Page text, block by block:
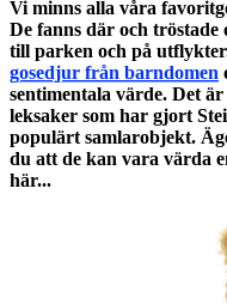
Vi minns alla våra
De fanns där och tröstade
till parken och på
gosedjur från barndomen
sentimentala värde. Det
leksaker som har gjort
populärt samlarobjekt.
du att de kan vara värda
här...